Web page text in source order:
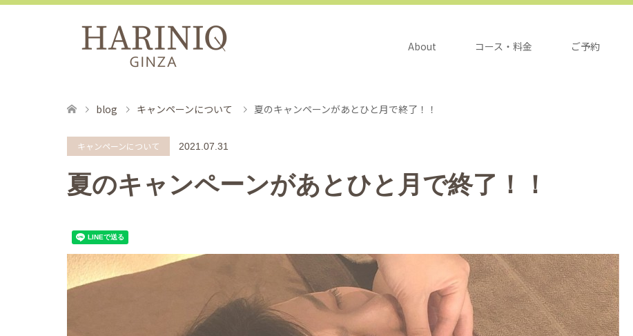
About コース・料金 ご予約
blog キャンペーンについて 夏のキャンペーンがあとひと月で終了！！
キャンペーンについて 2021.07.31
夏のキャンペーンがあとひと月で終了！！